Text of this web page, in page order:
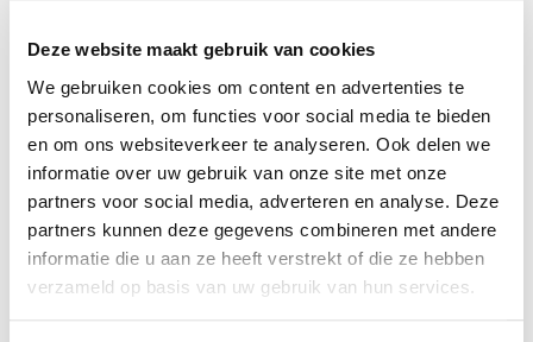
Deze website maakt gebruik van cookies
We gebruiken cookies om content en advertenties te
personaliseren, om functies voor social media te bieden
en om ons websiteverkeer te analyseren. Ook delen we
informatie over uw gebruik van onze site met onze
partners voor social media, adverteren en analyse. Deze
partners kunnen deze gegevens combineren met andere
informatie die u aan ze heeft verstrekt of die ze hebben
verzameld op basis van uw gebruik van hun services.
Tena ProSkin Slip Super 7 dr XL
XL, 28 stuks, 3 pakken/doos
47,80 €
Aan winkelmandje toevoegen
Toevoegen aan verlanglijst